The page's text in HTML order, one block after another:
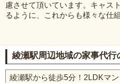
慮させて頂いています。キャス
るように、これからも様々な仕
綾瀬駅周辺地域の家事代行
綾瀬駅から徒歩5分！2LDKマ